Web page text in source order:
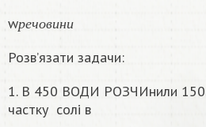
wр е ч о в и н и
Розв’язати задачи:
1. В 450 ВОДИ РОЗЧИнили 150г
частку солі в